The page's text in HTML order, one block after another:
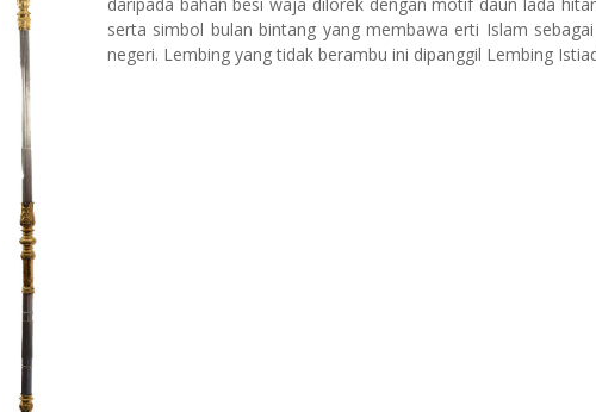
serta simbol bulan bintang yang membawa erti Islam
negeri. Lembing yang tidak berambu ini dipanggil Lembing